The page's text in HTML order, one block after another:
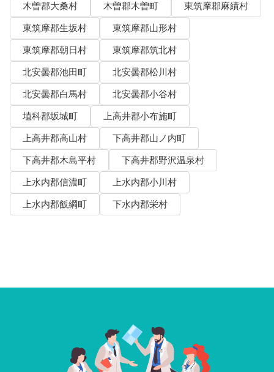
木曽郡大桑村
木曽郡木曽町
東筑摩郡麻績村
東筑摩郡生坂村
東筑摩郡山形村
東筑摩郡朝日村
東筑摩郡筑北村
北安曇郡池田町
北安曇郡松川村
北安曇郡白馬村
北安曇郡小谷村
埴科郡坂城町
上高井郡小布施町
上高井郡高山村
下高井郡山ノ内町
下高井郡木島平村
下高井郡野沢温泉村
上水内郡信濃町
上水内郡小川村
上水内郡飯綱町
下水内郡栄村